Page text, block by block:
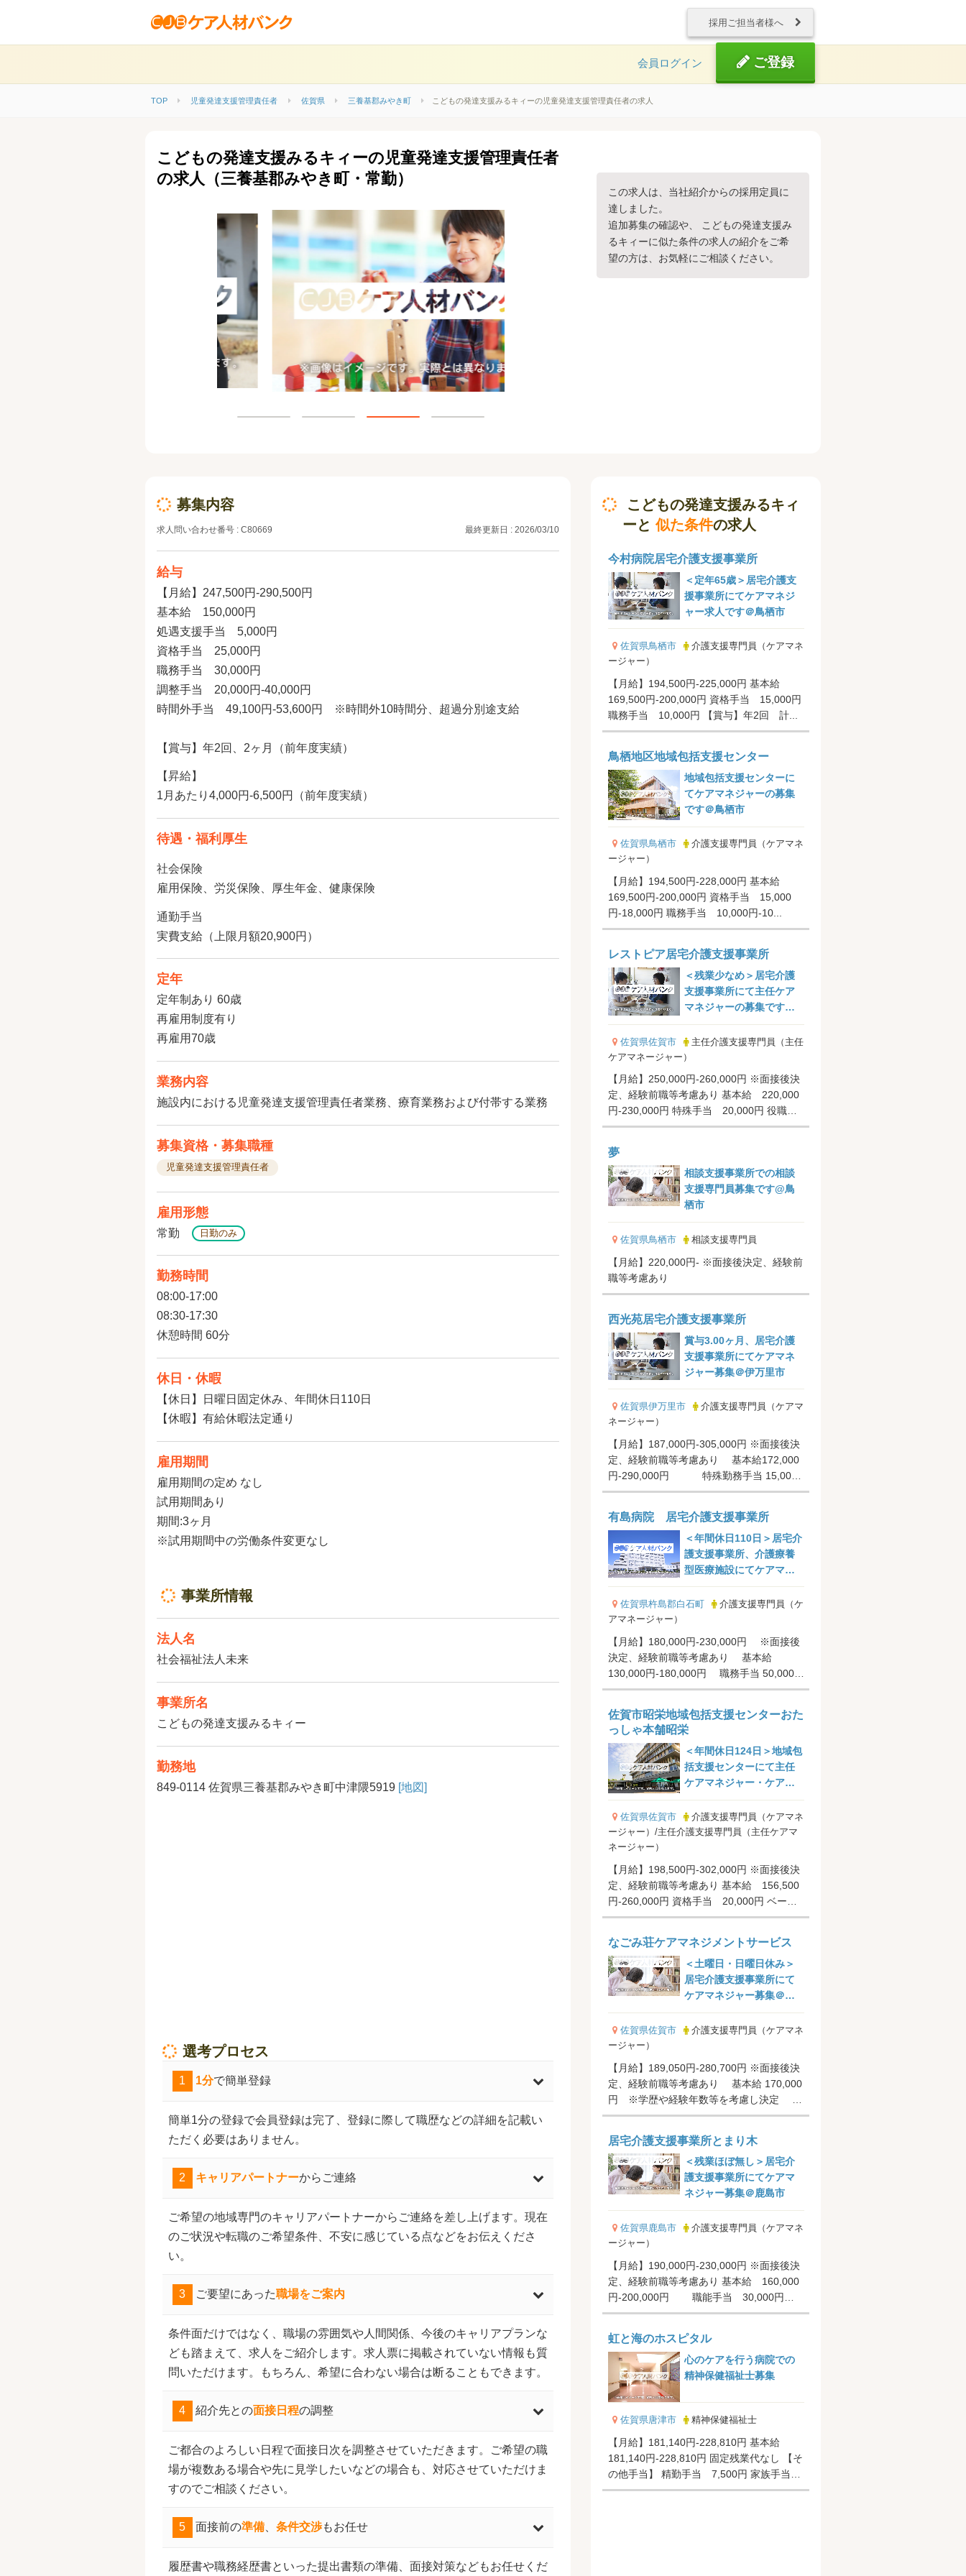
採用ご担当者様へ
会員ログイン ご登録
TOP 児童発達支援管理責任者 佐賀県 三養基郡みやき町 こどもの発達支援みるキィーの児童発達支援管理責任者の求人
こどもの発達支援みるキィーの児童発達支援管理責任者
の求人（三養基郡みやき町・常勤）
この求人は、当社紹介からの採用定員に
達しました。
追加募集の確認や、 こどもの発達支援み
るキィーに似た条件の求人の紹介をご希
望の方は、お気軽にご相談ください。
募集内容
求人問い合わせ番号 : C80669 最終更新日 : 2026/03/10
給与
【月給】247,500円-290,500円
基本給 150,000円
処遇支援手当 5,000円
資格手当 25,000円
職務手当 30,000円
調整手当 20,000円-40,000円
時間外手当 49,100円-53,600円 ※時間外10時間分、超過分別途支給
【賞与】年2回、2ヶ月（前年度実績）
【昇給】
1月あたり4,000円-6,500円（前年度実績）
待遇・福利厚生
社会保険
雇用保険、労災保険、厚生年金、健康保険
通勤手当
実費支給（上限月額20,900円）
定年
定年制あり 60歳
再雇用制度有り
再雇用70歳
業務内容
施設内における児童発達支援管理責任者業務、療育業務および付帯する業務
募集資格・募集職種
児童発達支援管理責任者
雇用形態
常勤 日勤のみ
勤務時間
08:00-17:00
08:30-17:30
休憩時間 60分
休日・休暇
【休日】日曜日固定休み、年間休日110日
【休暇】有給休暇法定通り
雇用期間
雇用期間の定め なし
試用期間あり
期間:3ヶ月
※試用期間中の労働条件変更なし
事業所情報
法人名
社会福祉法人未来
事業所名
こどもの発達支援みるキィー
勤務地
849-0114 佐賀県三養基郡みやき町中津隈5919 [地図]
選考プロセス
1 1分で簡単登録
簡単1分の登録で会員登録は完了、登録に際して職歴などの詳細を記載い
ただく必要はありません。
2 キャリアパートナーからご連絡
ご希望の地域専門のキャリアパートナーからご連絡を差し上げます。現在
のご状況や転職のご希望条件、不安に感じている点などをお伝えくださ
い。
3 ご要望にあった職場をご案内
条件面だけではなく、職場の雰囲気や人間関係、今後のキャリアプランな
ども踏まえて、求人をご紹介します。求人票に掲載されていない情報も質
問いただけます。もちろん、希望に合わない場合は断ることもできます。
4 紹介先との面接日程の調整
ご都合のよろしい日程で面接日次を調整させていただきます。ご希望の職
場が複数ある場合や先に見学したいなどの場合も、対応させていただけま
すのでご相談ください。
5 面接前の準備、 条件交渉もお任せ
履歴書や職務経歴書といった提出書類の準備、面接対策などもお任せくだ
こどもの発達支援みるキィ
ーと似た条件の求人
今村病院居宅介護支援事業所
＜定年65歳＞居宅介護支
援事業所にてケアマネジ
ャー求人です＠鳥栖市
佐賀県鳥栖市
介護支援専門員（ケアマネ
ージャー）
【月給】194,500円-225,000円 基本給
169,500円-200,000円 資格手当 15,000円
職務手当 10,000円 【賞与】年2回 計...
鳥栖地区地域包括支援センター
地域包括支援センターに
てケアマネジャーの募集
です＠鳥栖市
佐賀県鳥栖市
介護支援専門員（ケアマネ
ージャー）
【月給】194,500円-228,000円 基本給
169,500円-200,000円 資格手当 15,000
円-18,000円 職務手当 10,000円-10...
レストピア居宅介護支援事業所
＜残業少なめ＞居宅介護
支援事業所にて主任ケア
マネジャーの募集です＠
佐賀市東与賀町
佐賀県佐賀市
主任介護支援専門員（主任
ケアマネージャー）
【月給】250,000円-260,000円 ※面接後決
定、経験前職等考慮あり 基本給 220,000
円-230,000円 特殊手当 20,000円 役職手
当 1...
夢
相談支援事業所での相談
支援専門員募集です@鳥
栖市
佐賀県鳥栖市 相談支援専門員
【月給】220,000円‐ ※面接後決定、経験前
職等考慮あり
西光苑居宅介護支援事業所
賞与3.00ヶ月、居宅介護
支援事業所にてケアマネ
ジャー募集＠伊万里市
佐賀県伊万里市
介護支援専門員（ケアマ
ネージャー）
【月給】187,000円-305,000円 ※面接後決
定、経験前職等考慮あり 基本給172,000
円-290,000円 特殊勤務手当 15,000
円 ...
有島病院 居宅介護支援事業所
＜年間休日110日＞居宅介
護支援事業所、介護療養
型医療施設にてケアマネ
ジャー募集＠杵島郡白石...
佐賀県杵島郡白石町
介護支援専門員（ケ
アマネージャー）
【月給】180,000円-230,000円 ※面接後
決定、経験前職等考慮あり 基本給
130,000円-180,000円 職務手当 50,000円
【特...
佐賀市昭栄地域包括支援センターおた
っしゃ本舗昭栄
＜年間休日124日＞地域包
括支援センターにて主任
ケアマネジャー・ケアマ
ネジャーの募集です＠佐...
佐賀県佐賀市
介護支援専門員（ケアマネ
ージャー）/主任介護支援専門員（主任ケアマ
ネージャー）
【月給】198,500円-302,000円 ※面接後決
定、経験前職等考慮あり 基本給 156,500
円-260,000円 資格手当 20,000円 ベース
アップ...
なごみ荘ケアマネジメントサービス
＜土曜日・日曜日休み＞
居宅介護支援事業所にて
ケアマネジャー募集＠佐
賀市
佐賀県佐賀市
介護支援専門員（ケアマネ
ージャー）
【月給】189,050円-280,700円 ※面接後決
定、経験前職等考慮あり 基本給 170,000
円 ※学歴や経験年数等を考慮し決定 年
齢給手当 2,80...
居宅介護支援事業所とまり木
＜残業ほぼ無し＞居宅介
護支援事業所にてケアマ
ネジャー募集＠鹿島市
佐賀県鹿島市
介護支援専門員（ケアマネ
ージャー）
【月給】190,000円-230,000円 ※面接後決
定、経験前職等考慮あり 基本給 160,000
円-200,000円 職能手当 30,000円
【賞与...
虹と海のホスピタル
心のケアを行う病院での
精神保健福祉士募集
佐賀県唐津市 精神保健福祉士
【月給】181,140円-228,810円 基本給
181,140円-228,810円 固定残業代なし 【そ
の他手当】 精勤手当 7,500円 家族手当
（規...